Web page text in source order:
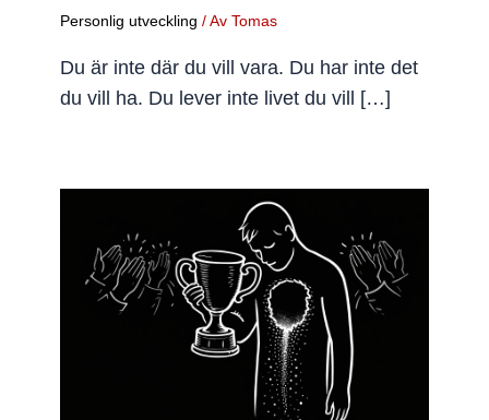
Personlig utveckling / Av Tomas
Du är inte där du vill vara. Du har inte det
du vill ha. Du lever inte livet du vill […]